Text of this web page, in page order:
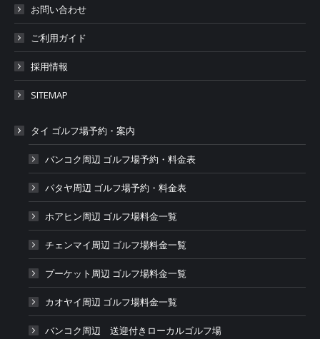
お問い合わせ
ご利用ガイド
採用情報
SITEMAP
タイ ゴルフ場予約・案内
バンコク周辺 ゴルフ場予約・料金表
パタヤ周辺 ゴルフ場予約・料金表
ホアヒン周辺 ゴルフ場料金一覧
チェンマイ周辺 ゴルフ場料金一覧
プーケット周辺 ゴルフ場料金一覧
カオヤイ周辺 ゴルフ場料金一覧
バンコク周辺 送迎付きローカルゴルフ場